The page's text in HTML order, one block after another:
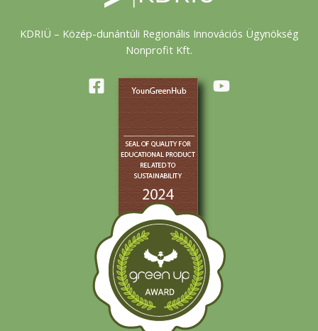
KDRIÜ – Közép-dunántúli Regionális Innovációs Ügynökség
Nonprofit Kft.